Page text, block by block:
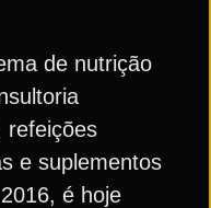
de nutrição
refeições
e suplementos
é hoje